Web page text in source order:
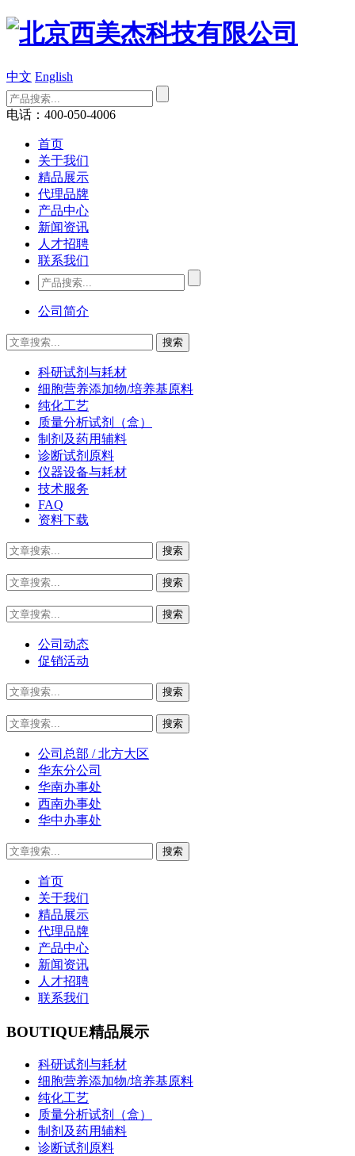
中文 English
电话：400-050-4006
首页
关于我们
精品展示
代理品牌
产品中心
新闻资讯
人才招聘
联系我们
公司简介
科研试剂与耗材
细胞营养添加物/培养基原料
纯化工艺
质量分析试剂（盒）
制剂及药用辅料
诊断试剂原料
仪器设备与耗材
技术服务
FAQ
资料下载
公司动态
促销活动
公司总部 / 北方大区
华东分公司
华南办事处
西南办事处
华中办事处
首页
关于我们
精品展示
代理品牌
产品中心
新闻资讯
人才招聘
联系我们
BOUTIQUE精品展示
科研试剂与耗材
细胞营养添加物/培养基原料
纯化工艺
质量分析试剂（盒）
制剂及药用辅料
诊断试剂原料